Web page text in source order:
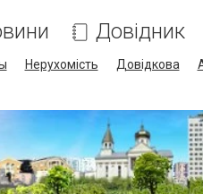
Довідник
Нерухомість Довідкова